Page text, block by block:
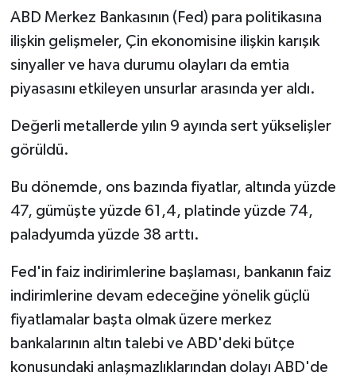
ABD Merkez Bankasının (Fed) para politikasına
ilişkin gelişmeler, Çin ekonomisine ilişkin karışık
sinyaller ve hava durumu olayları da emtia
piyasasını etkileyen unsurlar arasında yer aldı.
Değerli metallerde yılın 9 ayında sert yükselişler
görüldü.
Bu dönemde, ons bazında fiyatlar, altında yüzde
47, gümüşte yüzde 61,4, platinde yüzde 74,
paladyumda yüzde 38 arttı.
Fed'in faiz indirimlerine başlaması, bankanın faiz
indirimlerine devam edeceğine yönelik güçlü
fiyatlamalar başta olmak üzere merkez
bankalarının altın talebi ve ABD'deki bütçe
konusundaki anlaşmazlıklarından dolayı ABD'de